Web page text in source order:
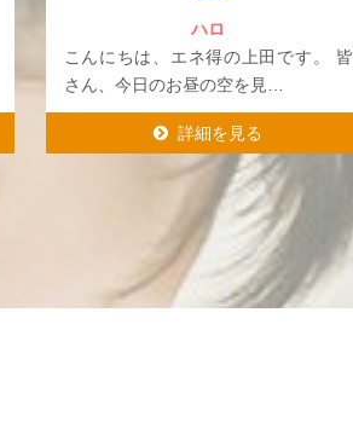
ハロ
こんにちは、エネ得の上田です。 皆
さん、今日のお昼の空を見…
詳細を見る
詳細を見る